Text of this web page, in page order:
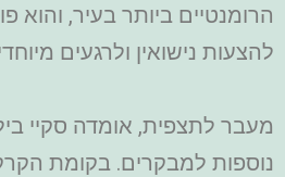
הרומנטיים ביותר בעיר, והוא
להצעות נישואין ולרגעים
מעבר לתצפית, אומדה סקיי
נוספות למבקרים. בקומת